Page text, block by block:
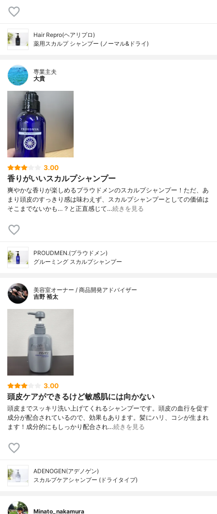
Hair Repro(ヘアリプロ)
薬用スカルプ シャンプー (ノーマル&ドライ)
専業主夫
大貴
3.00
香りがいいスカルプシャンプー
爽やかな香りが楽しめるプラウドメンのスカルプシャンプー！ただ、あ
まり頭皮のすっきり感は味わえず、スカルプシャンプーとしての価値は
そこまでないかも…？と正直感じて…続きを見る
PROUDMEN.(プラウドメン)
グルーミング スカルプシャンプー
美容室オーナー / 商品開発アドバイザー
吉野 裕太
3.00
頭皮ケアができるけど敏感肌には向かない
頭皮までスッキリ洗い上げてくれるシャンプーです。頭皮の血行を促す
成分が配合されているので、効果もあります。髪にハリ、コシが生まれ
ます！成分的にもしっかり配合され…続きを見る
ADENOGEN(アデノゲン)
スカルプケアシャンプー (ドライタイプ)
Minato_nakamura